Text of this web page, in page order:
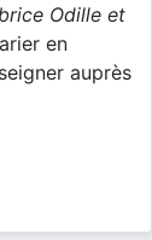
Odille et
en
auprès